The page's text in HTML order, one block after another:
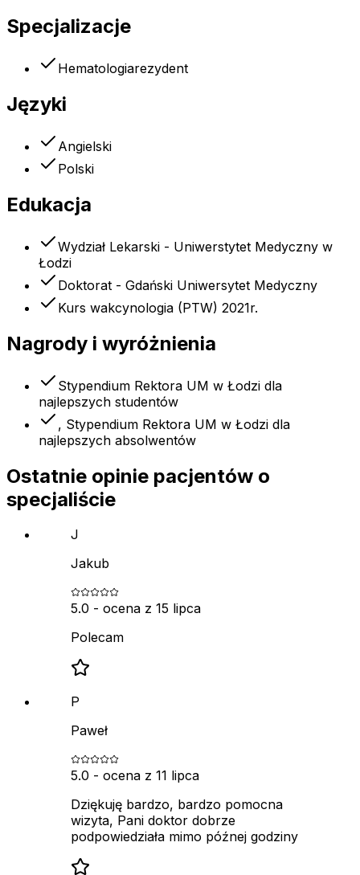
Specjalizacje
Hematologiarezydent
Języki
Angielski
Polski
Edukacja
Wydział Lekarski - Uniwerstytet Medyczny w
Łodzi
Doktorat - Gdański Uniwersytet Medyczny
Kurs wakcynologia (PTW) 2021r.
Nagrody i wyróżnienia
Stypendium Rektora UM w Łodzi dla
najlepszych studentów
, Stypendium Rektora UM w Łodzi dla
najlepszych absolwentów
Ostatnie opinie pacjentów o
specjaliście
J
Jakub
5.0 - ocena z 15 lipca
Polecam
P
Paweł
5.0 - ocena z 11 lipca
Dziękuję bardzo, bardzo pomocna
wizyta, Pani doktor dobrze
podpowiedziała mimo późnej godziny